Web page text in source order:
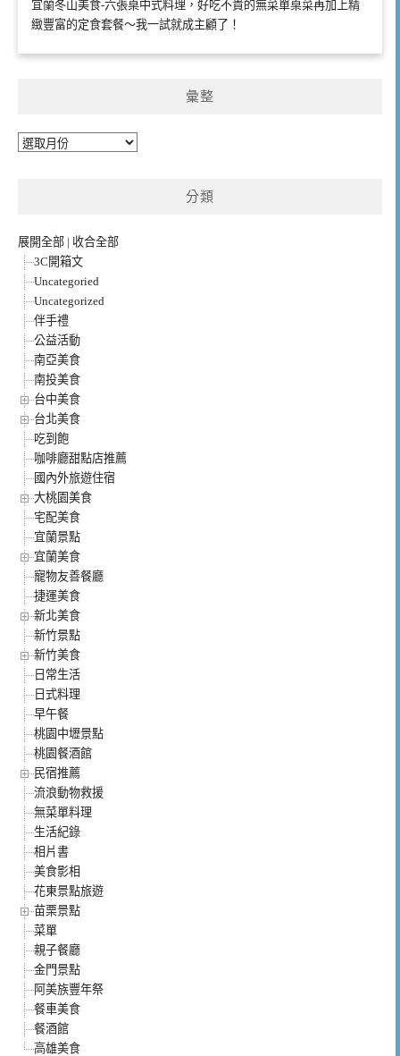
宜蘭冬山美食-六張桌中式料理，好吃不貴的無菜單桌菜再加上精
緻豐富的定食套餐～我一試就成主顧了！
彙整
彙
分類
展開全部 | 收合全部
3C開箱文
Uncategoried
Uncategorized
伴手禮
公益活動
南亞美食
南投美食
台中美食
台北美食
吃到飽
咖啡廳甜點店推薦
國內外旅遊住宿
大桃園美食
宅配美食
宜蘭景點
宜蘭美食
寵物友善餐廳
捷運美食
新北美食
新竹景點
新竹美食
日常生活
日式料理
早午餐
桃園中壢景點
桃園餐酒館
民宿推薦
流浪動物救援
無菜單料理
生活紀錄
相片書
美食影相
花東景點旅遊
苗栗景點
菜單
親子餐廳
金門景點
阿美族豐年祭
餐車美食
餐酒館
高雄美食